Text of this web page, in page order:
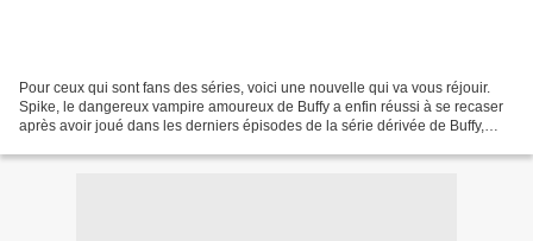
Pour ceux qui sont fans des séries, voici une nouvelle qui va vous réjouir.
Spike, le dangereux vampire amoureux de Buffy a enfin réussi à se recaser
après avoir joué dans les derniers épisodes de la série dérivée de Buffy,